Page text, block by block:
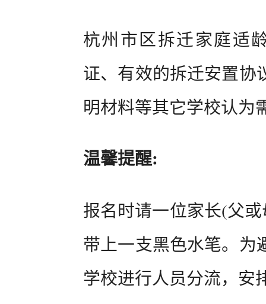
杭州市区拆迁家庭适
证、有效的拆迁安置协
明材料等其它学校认为
温馨提醒:
报名时请一位家长(父
带上一支黑色水笔。为
学校进行人员分流，安